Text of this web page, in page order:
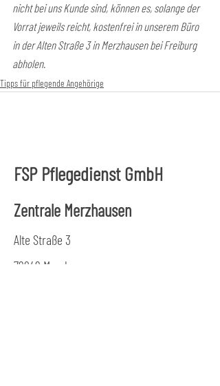
nicht bei uns Kunde sind, können es, solange der
Vorrat jeweils reicht, kostenfrei in unserem Büro
in der Alten Straße 3 in Merzhausen bei Freiburg
abholen.
Tipps für pflegende Angehörige
FSP Pflegedienst GmbH
Zentrale Merzhausen
Alte Straße 3
79249 Merzhausen